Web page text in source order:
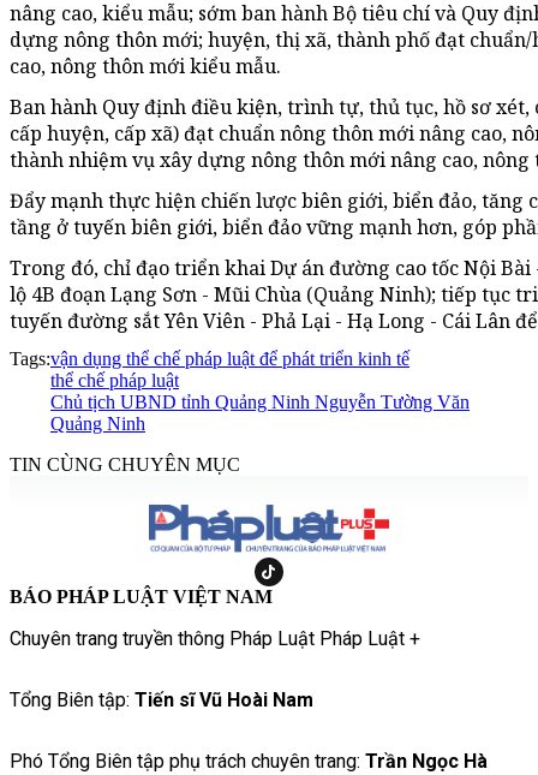
nâng cao, kiểu mẫu; sớm ban hành Bộ tiêu chí và Quy
dựng nông thôn mới; huyện, thị xã, thành phố đạt
cao, nông thôn mới kiểu mẫu.
Ban hành Quy định điều kiện, trình tự, thủ tục, hồ sơ
cấp huyện, cấp xã) đạt chuẩn nông thôn mới nâng cao,
thành nhiệm vụ xây dựng nông thôn mới nâng cao,
Đẩy mạnh thực hiện chiến lược biên giới, biển đảo, tăng
tầng ở tuyến biên giới, biển đảo vững mạnh hơn, góp
Trong đó, chỉ đạo triển khai Dự án đường cao tốc Nội
lộ 4B đoạn Lạng Sơn - Mũi Chùa (Quảng Ninh); tiếp tục
tuyến đường sắt Yên Viên - Phả Lại - Hạ Long - Cái Lân
Tags:vận dụng thể chế pháp luật để phát triển kinh tế
thể chế pháp luật
Chủ tịch UBND tỉnh Quảng Ninh Nguyễn Tường Văn
Quảng Ninh
TIN CÙNG CHUYÊN MỤC
BÁO PHÁP LUẬT VIỆT NAM
Chuyên trang truyền thông Pháp Luật Pháp Luật +
Tổng Biên tập: Tiến sĩ Vũ Hoài Nam
Phó Tổng Biên tập phụ trách chuyên trang: Trần Ngọc Hà